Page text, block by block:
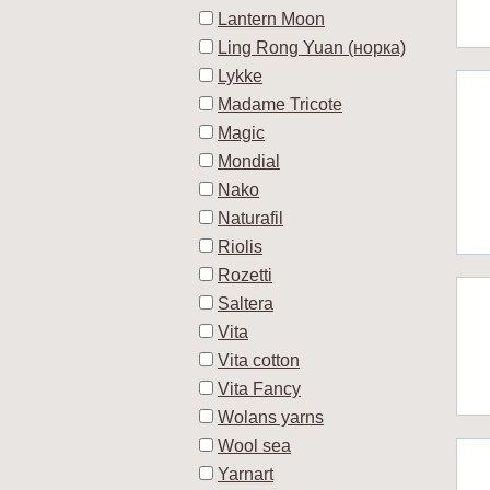
Lantern Moon
Ling Rong Yuan (норка)
Lykke
Madame Tricote
Magic
Mondial
Nako
Naturafil
Riolis
Rozetti
Saltera
Vita
Vita cotton
Vita Fancy
Wolans yarns
Wool sea
Yarnart